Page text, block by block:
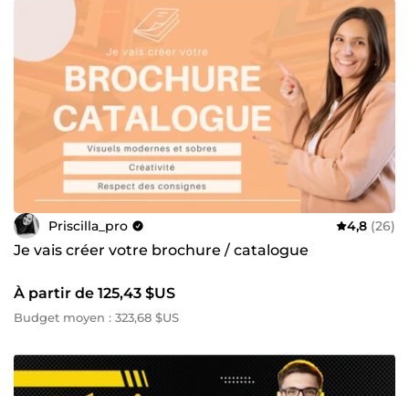
Priscilla_pro 4,8 (26)
Je vais créer votre brochure / catalogue
À partir de 125,43 $US
Budget moyen : 323,68 $US